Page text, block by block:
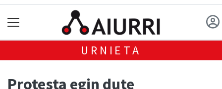
URNIETA
Protesta egin dute